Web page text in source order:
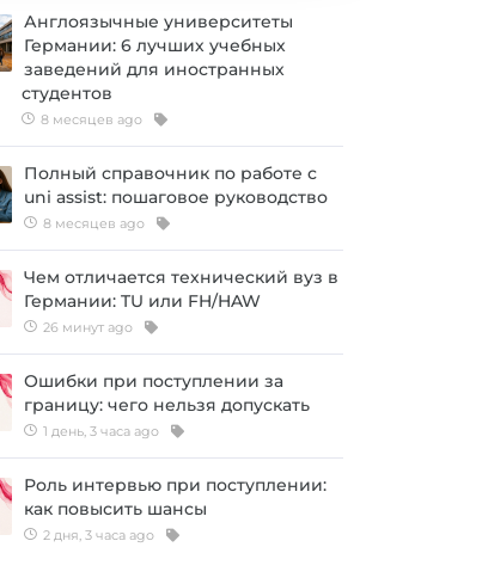
Англоязычные университеты
Германии: 6 лучших учебных
заведений для иностранных
студентов
8 месяцев ago
Полный справочник по работе с
uni assist: пошаговое руководство
8 месяцев ago
Чем отличается технический вуз в
Германии: TU или FH/HAW
26 минут ago
Ошибки при поступлении за
границу: чего нельзя допускать
1 день, 3 часа ago
Роль интервью при поступлении:
как повысить шансы
2 дня, 3 часа ago